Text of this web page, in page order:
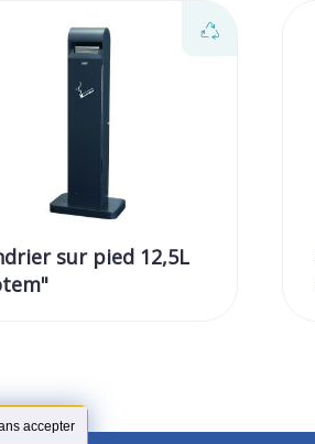
sur pied 12,5L
accepter